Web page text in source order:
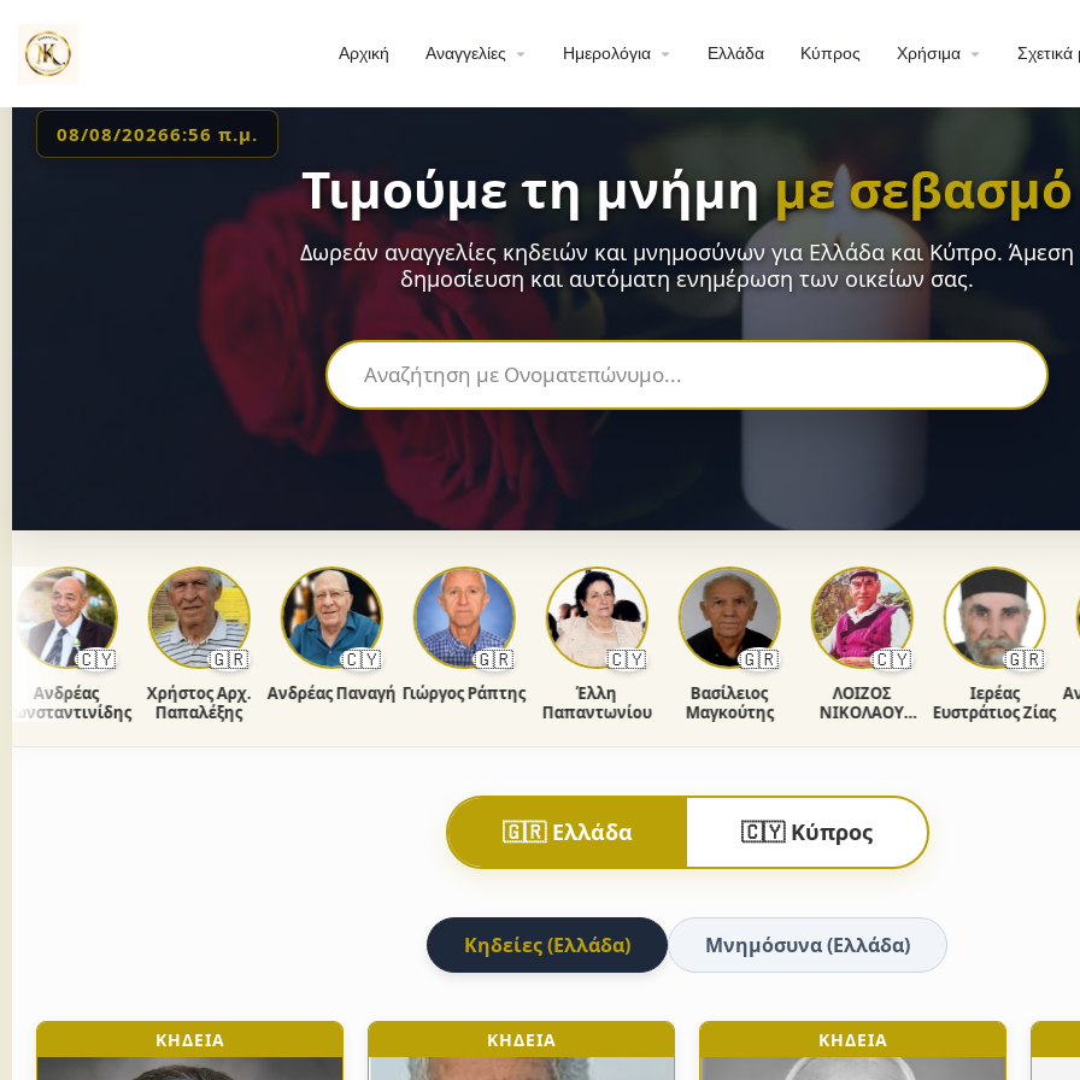
Αρχική Αναγγελίες Ημερολόγια Ελλάδα Κύπρος Χρήσιμα Σχετικά
Τιμούμε τη μνήμημε σεβασμό
Δωρεάν αναγγελίες κηδειών και μνημοσύνων για Ελλάδα και Κύπρο. Άμεση
δημοσίευση και αυτόματη ενημέρωση των οικείων σας.
08/08/20266:56 π.μ.
🇨🇾
Ανδρέας
🇬🇷
Χρήστος Αρχ.
Παπαλέξης
🇨🇾
Ανδρέας Παναγή
🇬🇷
Γιώργος Ράπτης
🇨🇾
Έλλη
Παπαντωνίου
🇬🇷
Βασίλειος
Μαγκούτης
🇨🇾
ΛΟΙΖΟΣ
ΝΙΚΟΛΑΟΥ
🇬🇷
Ιερέας
Ευστράτιος Ζίας
🇬🇷 Ελλάδα 🇨🇾 Κύπρος
Κηδείες (Ελλάδα) Μνημόσυνα (Ελλάδα)
ΚΗΔΕΙΑ ΚΗΔΕΙΑ ΚΗΔΕΙΑ